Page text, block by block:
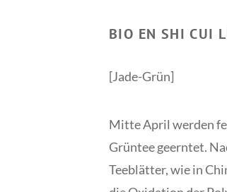
BIO EN SHI CUI
[Jade-Grün]
Mitte April werden
Grüntee geerntet.
Teeblätter, wie in